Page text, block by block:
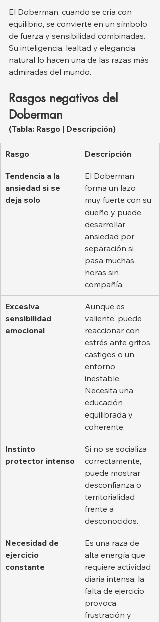
El Doberman, cuando se cría con
equilibrio, se convierte en un símbolo
de fuerza y sensibilidad combinadas.
Su inteligencia, lealtad y elegancia
natural lo hacen una de las razas más
admiradas del mundo.
Rasgos negativos del
Doberman
(Tabla: Rasgo | Descripción)
Rasgo Descripción
Tendencia a la
ansiedad si se
deja solo
El Doberman
forma un lazo
muy fuerte con su
dueño y puede
desarrollar
ansiedad por
separación si
pasa muchas
horas sin
compañía.
Excesiva
sensibilidad
emocional
Aunque es
valiente, puede
reaccionar con
estrés ante gritos,
castigos o un
entorno
inestable.
Necesita una
educación
equilibrada y
coherente.
Instinto
protector intenso
Si no se socializa
correctamente,
puede mostrar
desconfianza o
territorialidad
frente a
desconocidos.
Necesidad de
ejercicio
constante
Es una raza de
alta energía que
requiere actividad
diaria intensa; la
falta de ejercicio
provoca
frustración y